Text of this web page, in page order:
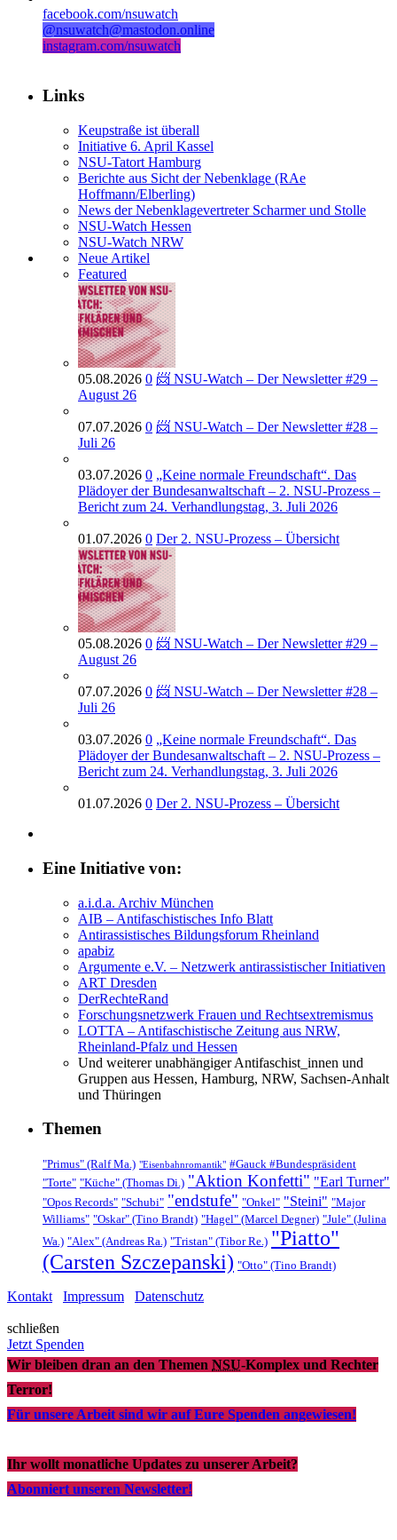
facebook.com/nsuwatch
@nsuwatch@mastodon.online
instagram.com/nsuwatch
Links
Keupstraße ist überall
Initiative 6. April Kassel
NSU-Tatort Hamburg
Berichte aus Sicht der Nebenklage (RAe
Hoffmann/Elberling)
News der Nebenklagevertreter Scharmer und Stolle
NSU-Watch Hessen
NSU-Watch NRW
Neue Artikel
Featured
05.08.2026 0 📨 NSU-Watch – Der Newsletter #29 –
August 26
07.07.2026 0 📨 NSU-Watch – Der Newsletter #28 –
Juli 26
03.07.2026 0 „Keine normale Freundschaft“. Das
Plädoyer der Bundesanwaltschaft – 2. NSU-Prozess –
Bericht zum 24. Verhandlungstag, 3. Juli 2026
01.07.2026 0 Der 2. NSU-Prozess – Übersicht
05.08.2026 0 📨 NSU-Watch – Der Newsletter #29 –
August 26
07.07.2026 0 📨 NSU-Watch – Der Newsletter #28 –
Juli 26
03.07.2026 0 „Keine normale Freundschaft“. Das
Plädoyer der Bundesanwaltschaft – 2. NSU-Prozess –
Bericht zum 24. Verhandlungstag, 3. Juli 2026
01.07.2026 0 Der 2. NSU-Prozess – Übersicht
Eine Initiative von:
a.i.d.a. Archiv München
AIB – Antifaschistisches Info Blatt
Antirassistisches Bildungsforum Rheinland
apabiz
Argumente e.V. – Netzwerk antirassistischer Initiativen
ART Dresden
DerRechteRand
Forschungsnetzwerk Frauen und Rechtsextremismus
LOTTA – Antifaschistische Zeitung aus NRW,
Rheinland-Pfalz und Hessen
Und weiterer unabhängiger Antifaschist_innen und
Gruppen aus Hessen, Hamburg, NRW, Sachsen-Anhalt
und Thüringen
Themen
"Primus" (Ralf Ma.) "Eisenbahnromantik" #Gauck #Bundespräsident
"Torte" "Küche" (Thomas Di.) "Aktion Konfetti" "Earl Turner"
"Opos Records" "Schubi" "endstufe" "Onkel" "Steini" "Major
Williams" "Oskar" (Tino Brandt) "Hagel" (Marcel Degner) "Jule" (Julina
Wa.) "Alex" (Andreas Ra.) "Tristan" (Tibor Re.) "Piatto"
(Carsten Szczepanski) "Otto" (Tino Brandt)
Kontakt Impressum Datenschutz
schließen
Jetzt Spenden
Wir bleiben dran an den Themen NSU-Komplex und Rechter
Terror!
Für unsere Arbeit sind wir auf Eure Spenden angewiesen!
Ihr wollt monatliche Updates zu unserer Arbeit?
Abonniert unseren Newsletter!